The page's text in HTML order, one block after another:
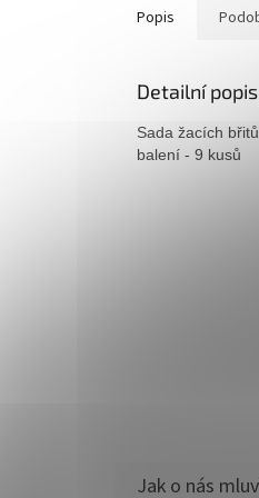
Popis
Detailní
Sada žacích
balení - 9 kusů